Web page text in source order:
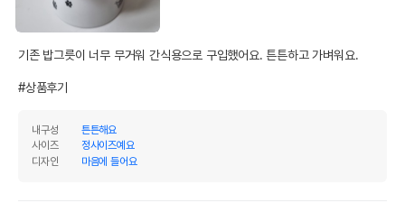
기존 밥그릇이 너무 무거워 간식용으로 구입했어요. 튼튼하고 가벼워요.
#상품후기
내구성
튼튼해요
사이즈
정사이즈예요
디자인
마음에 들어요